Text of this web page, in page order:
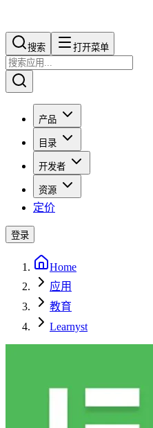
搜索​​​​ 打开菜单
产品
目录
开发者
资源
定价
登录
Home
应用
教育
Learnyst